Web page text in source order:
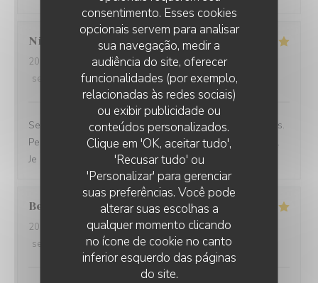
consentimento. Esses cookies
opcionais servem para analisar
sua navegação, medir a
audiência do site, oferecer
funcionalidades (por exemplo,
relacionadas às redes sociais)
ou exibir publicidade ou
conteúdos personalizados.
Clique em 'OK, aceitar tudo',
'Recusar tudo' ou
'Personalizar' para gerenciar
suas preferências. Você pode
alterar suas escolhas a
qualquer momento clicando
no ícone de cookie no canto
inferior esquerdo das páginas
do site.
Nicolas
2026-06-23
- 12:45 - guests 2
service
/5 ambience:5/5 menu: 5/5 quality_price
Service rapide pour une pause déjeuner entre collègues.
Personnel agréable et efficace. Le plat du jour était bon.
Je recommande cet établissement
Bernard
2026-06-17
- 18:30 - guests 5
service
ambience: 4/5 menu: 5 /5 quality_price